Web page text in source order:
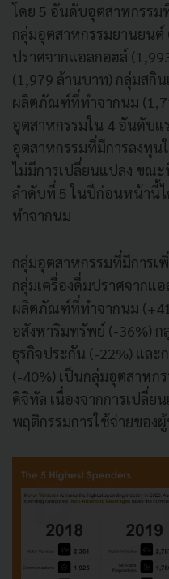
โดย 5 อันดับอุตสาหกรรม
กลุ่มอุตสาหกรรมยานยนต์
ปราศจากแอลกอฮล์
(1,979 ล้านบาท) กลุ่มสกิ
ผลิตภัณฑ์ที่ทำจากนม
อุตสาหกรรมใน 4 อันดับแ
อุตสาหกรรมที่มีการลงทุ
ไม่มีการเปลี่ยนแปลง ขณ
ลำดับที่ 5 ในปีก่อนหน้านี้
ทำจากนม
กลุ่มอุตสาหกรรมที่มีการเ
กลุ่มเครื่องดื่มปราศจากแ
ผลิตภัณฑ์ที่ทำจากนม
อสังหาริมทรัพย์ (-36%) ก
ธุรกิจประกัน (-22%) แล
(-40%) เป็นกลุ่มอุตสาหก
ดิจิทัล เนื่องจากการเปลี่ย
พฤติกรรมการใช้จ่ายของ